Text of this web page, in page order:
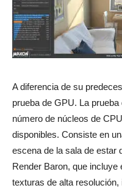
A diferencia de su
prueba de GPU. La
número de núcleos de
disponibles. Consiste en
escena de la sala de estar
Render Baron, que
texturas de alta